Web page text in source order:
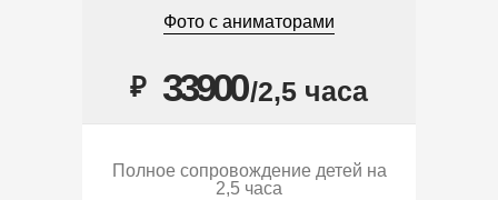
Фото с аниматорами
₽ 33900/2,5 часа
Полное сопровождение детей на
2,5 часа